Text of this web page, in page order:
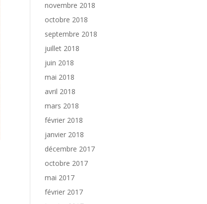
novembre 2018
octobre 2018
septembre 2018
juillet 2018
juin 2018
mai 2018
avril 2018
mars 2018
février 2018
janvier 2018
décembre 2017
octobre 2017
mai 2017
février 2017